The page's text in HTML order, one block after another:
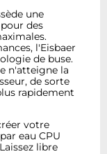
une
des
l'Eisbaer
de buse.
n'atteigne la
de sorte
rapidement
votre
eau CPU
libre